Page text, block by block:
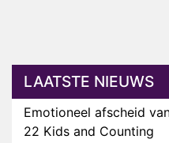
LAATSTE NIEUWS
Emotioneel afscheid
22 Kids and Counting